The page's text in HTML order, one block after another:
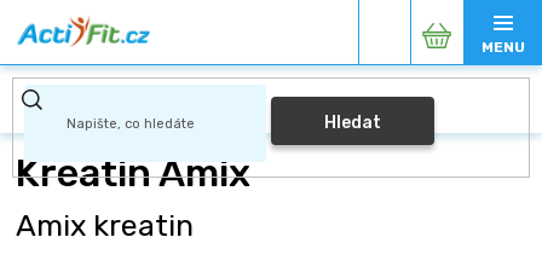
na
obsah
Hledat
Nákupní
košík
Kreatin Amix
Amix kreatin